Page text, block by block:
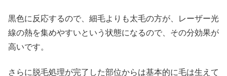
黒色に反応するので、細毛よりも太毛の方が、レーザー光
線の熱を集めやすいという状態になるので、その分効果が
高いです。
さらに脱毛処理が完了した部位からは基本的に毛は生えて